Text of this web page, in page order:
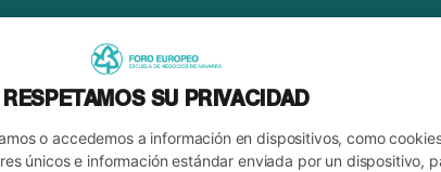
RESPETAMOS SU PRIVACIDAD
o accedemos a información en dispositivos, como
únicos e información estándar enviada por un dispositivo,